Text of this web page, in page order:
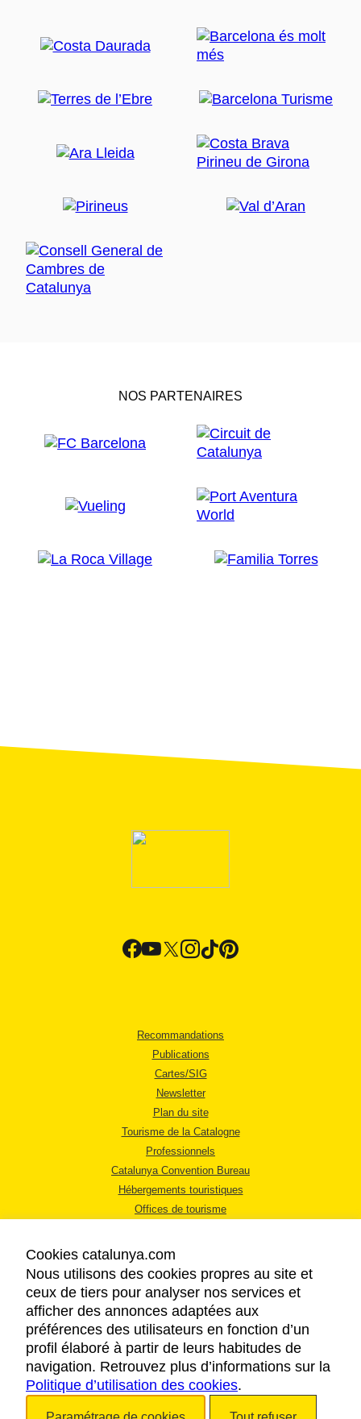
NOS PARTENAIRES
Recommandations
Publications
Cartes/SIG
Newsletter
Plan du site
Tourisme de la Catalogne
Professionnels
Catalunya Convention Bureau
Hébergements touristiques
Offices de tourisme
MENTIONS LÉGALES
RÈGLES DE CONFIDENTIALITÉ
COOKIES
ACCESSIBILITÉ
Cookies catalunya.com
Nous utilisons des cookies propres au site et
ceux de tiers pour analyser nos services et
afficher des annonces adaptées aux
préférences des utilisateurs en fonction d’un
profil élaboré à partir de leurs habitudes de
navigation. Retrouvez plus d’informations sur la
Politique d’utilisation des cookies.